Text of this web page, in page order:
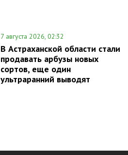
7 августа 2026, 02:32
В Астраханской области стали
продавать арбузы новых
сортов, еще один
ультраранний выводят